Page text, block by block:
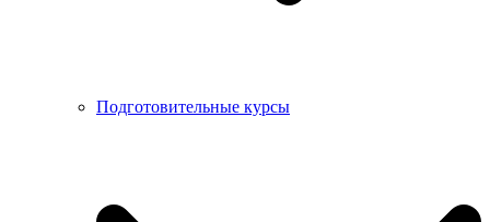
Подготовительные курсы